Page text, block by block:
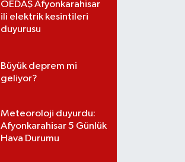
OEDAŞ Afyonkarahisar
ili elektrik kesintileri
duyurusu
Büyük deprem mi
geliyor?
Meteoroloji duyurdu:
Afyonkarahisar 5 Günlük
Hava Durumu